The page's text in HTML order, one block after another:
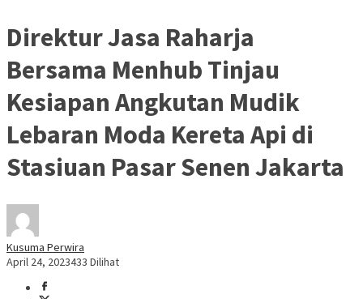
Direktur Jasa Raharja
Bersama Menhub Tinjau
Kesiapan Angkutan Mudik
Lebaran Moda Kereta Api di
Stasiuan Pasar Senen Jakarta
Kusuma Perwira
April 24, 2023433 Dilihat